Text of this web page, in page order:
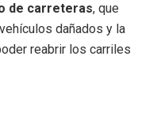
de carreteras, que
dañados y la
reabrir los carriles